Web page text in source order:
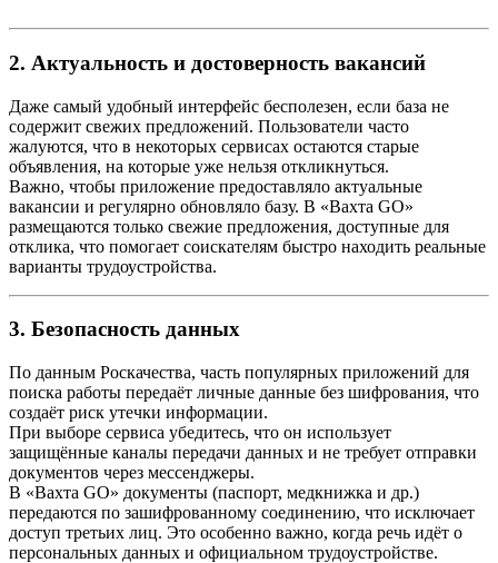
2. Актуальность и достоверность вакансий
Даже самый удобный интерфейс бесполезен, если база не
содержит свежих предложений. Пользователи часто
жалуются, что в некоторых сервисах остаются старые
объявления, на которые уже нельзя откликнуться.
Важно, чтобы приложение предоставляло актуальные
вакансии и регулярно обновляло базу. В «Вахта GO»
размещаются только свежие предложения, доступные для
отклика, что помогает соискателям быстро находить реальные
варианты трудоустройства.
3. Безопасность данных
По данным Роскачества, часть популярных приложений для
поиска работы передаёт личные данные без шифрования, что
создаёт риск утечки информации.
При выборе сервиса убедитесь, что он использует
защищённые каналы передачи данных и не требует отправки
документов через мессенджеры.
В «Вахта GO» документы (паспорт, медкнижка и др.)
передаются по зашифрованному соединению, что исключает
доступ третьих лиц. Это особенно важно, когда речь идёт о
персональных данных и официальном трудоустройстве.